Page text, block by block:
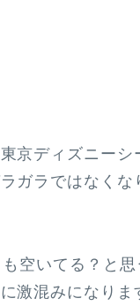
京ディズニーシ
ガラではなく
空いてる？と
激混みになり